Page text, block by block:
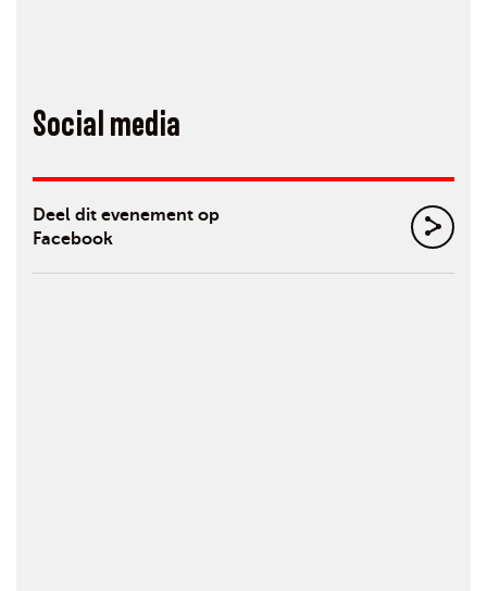
Social media
Deel dit evenement op
Facebook